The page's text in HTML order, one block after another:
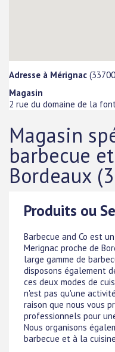
Adresse à Mérignac
Magasin
2 rue du domaine de la
Magasin
barbecue
Bordeaux
Produits ou
Barbecue and Co est
Merignac proche de
large gamme de
disposons également
ces deux modes de
n'est pas qu'une
raison que nous vous
professionnels pour
Nous organisons
barbecue et à la